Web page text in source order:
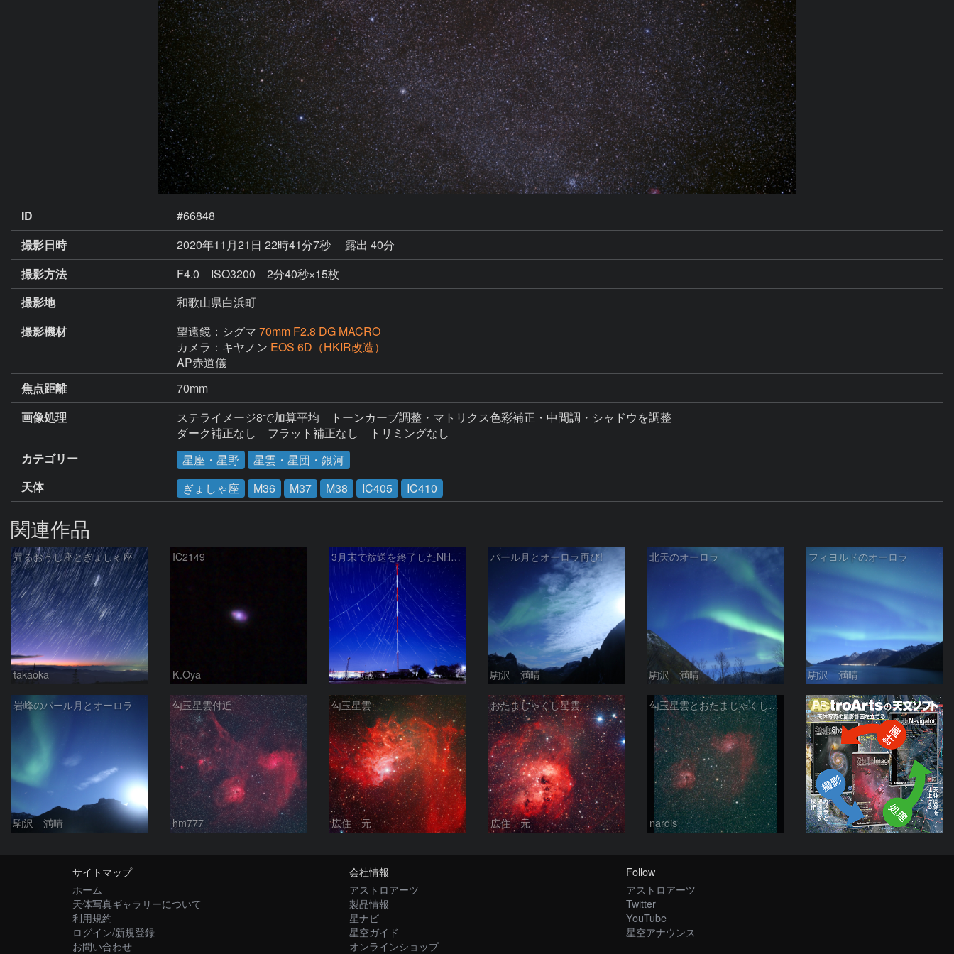
ID
#66848
撮影日時
2020年11月21日 22時41分7秒
露出 40分
撮影方法
F4.0 ISO3200 2分40秒×15枚
撮影地
和歌山県白浜町
撮影機材
望遠鏡：シグマ 70mm F2.8 DG MACRO
カメラ：キヤノン EOS 6D（HKIR改造）
AP赤道儀
焦点距離
70mm
画像処理
ステライメージ8で加算平均　トーンカーブ調整・マトリクス色彩補正・中間調・シャドウを調整
ダーク補正なし　フラット補正なし　トリミングなし
カテゴリー
星座・星野
星雲・星団・銀河
天体
ぎょしゃ座 M36 M37 M38 IC405 IC410
関連作品
昇るおうし座とぎょしゃ座
takaoka
IC2149
K.Oya
3月末で放送を終了したNHKラジオ第2放送の送信アンテナと星空
佐藤 純哉
パール月とオーロラ再び!
駒沢 満晴
北天のオーロラ
駒沢 満晴
フィヨルドのオーロラ
駒沢 満晴
岩峰のパール月とオーロラ
駒沢 満晴
勾玉星雲付近
hm777
勾玉星雲
広住 元
おたまじゃくし星雲
広住 元
勾玉星雲とおたまじゃくし星雲 2026/02/14
nardis
PR
サイトマップ
ホーム
天体写真ギャラリーについて
利用規約
ログイン/新規登録
お問い合わせ
会社情報
アストロアーツ
製品情報
星ナビ
星空ガイド
オンラインショップ
Follow
アストロアーツ
Twitter
YouTube
星空アナウンス